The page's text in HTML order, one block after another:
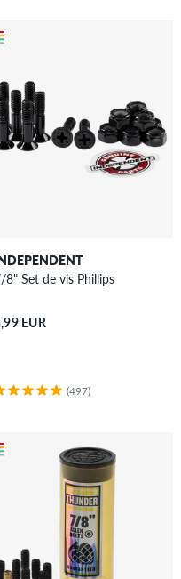
8" Set de vis Phillips
EUR
(497)